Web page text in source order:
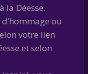
la Déesse.
ou
votre lien
et selon